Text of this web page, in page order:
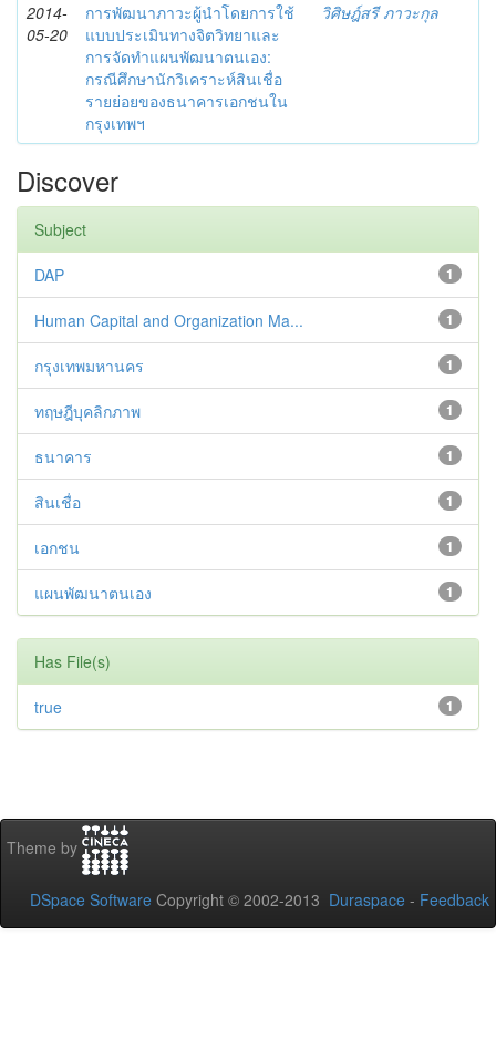
2014-
05-20
การพัฒนาภาวะผู้นำโดยการใช้
แบบประเมินทางจิตวิทยาและ
การจัดทำแผนพัฒนาตนเอง:
กรณีศึกษานักวิเคราะห์สินเชื่อ
รายย่อยของธนาคารเอกชนใน
กรุงเทพฯ
วิศิษฎ์สรี ภาวะกุล
Discover
Subject
1
DAP
1
Human Capital and Organization Ma...
1
กรุงเทพมหานคร
1
ทฤษฎีบุคลิกภาพ
1
ธนาคาร
1
สินเชื่อ
1
เอกชน
1
แผนพัฒนาตนเอง
Has File(s)
1
true
Theme by
DSpace Software Copyright © 2002-2013 Duraspace - Feedback